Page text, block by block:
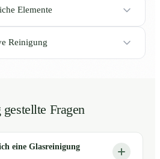
Elemente
Reinigung
Fragen
eine Glasreinigung